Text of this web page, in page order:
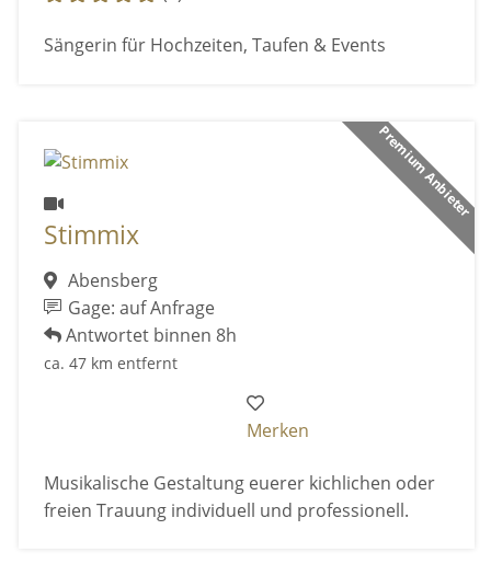
Sängerin für Hochzeiten, Taufen & Events
Premium Anbieter
Stimmix
Abensberg
Gage: auf Anfrage
Antwortet binnen 8h
ca. 47 km entfernt
Merken
Musikalische Gestaltung euerer kichlichen oder
freien Trauung individuell und professionell.